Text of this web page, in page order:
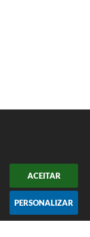
ACEITAR
PERSONALIZAR